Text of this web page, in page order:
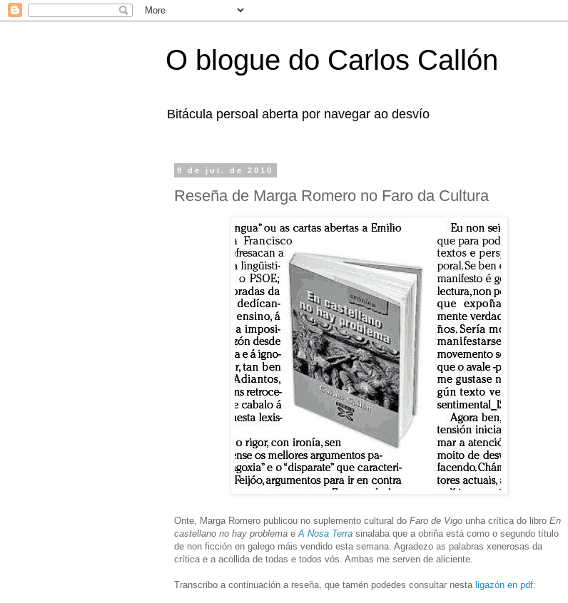
O blogue do Carlos Callón
Bitácula persoal aberta por navegar ao desvío
9 de jul. de 2010
Reseña de Marga Romero no Faro da Cultura
Onte, Marga Romero publicou no suplemento cultural do Faro de Vigo unha crítica do libro En
castellano no hay problema e A Nosa Terra sinalaba que a obriña está como o segundo título
de non ficción en galego máis vendido esta semana. Agradezo as palabras xenerosas da
crítica e a acollida de todas e todos vós. Ambas me serven de aliciente.
Transcribo a continuación a reseña, que tamén podedes consultar nesta ligazón en pdf: